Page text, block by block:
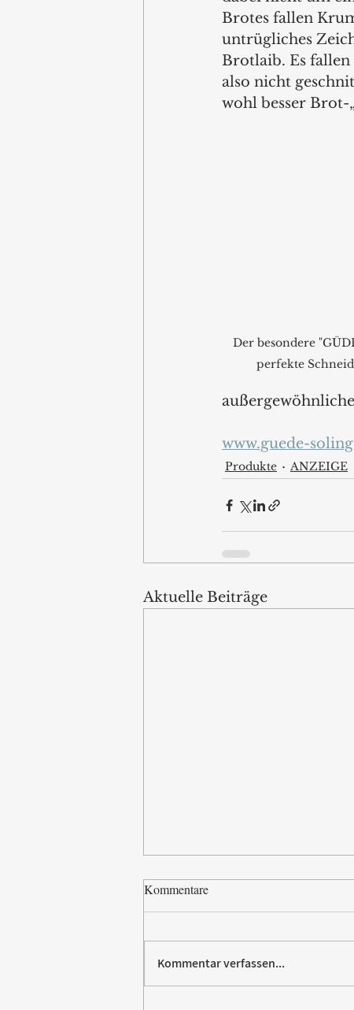
Brotes fallen
untrügliches
Brotlaib. Es fallen
also nicht
wohl besser Brot-
Der besondere
perfekte
www.guede-
Produkte ANZEIGE
Aktuelle Beiträge
Kommentare
Kommentar verfassen...